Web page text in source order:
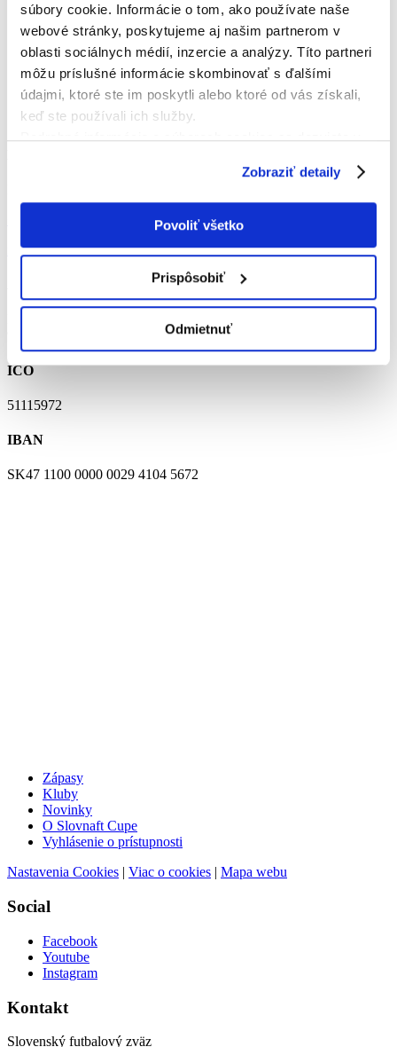
súbory cookie. Informácie o tom, ako používate naše
webové stránky, poskytujeme aj našim partnerom v
oblasti sociálnych médií, inzercie a analýzy. Títo partneri
môžu príslušné informácie skombinovať s ďalšími
údajmi, ktoré ste im poskytli alebo ktoré od vás získali,
keď ste používali ich služby.
Podrobné informácie o súboroch cookies sa dozviete v
Zobraziť detaily
Povoliť všetko
Prispôsobiť
Odmietnuť
mfklokomotiva@gmail.com
IČO
51115972
IBAN
SK47 1100 0000 0029 4104 5672
Zápasy
Kluby
Novinky
O Slovnaft Cupe
Vyhlásenie o prístupnosti
Nastavenia Cookies | Viac o cookies | Mapa webu
Social
Facebook
Youtube
Instagram
Kontakt
Slovenský futbalový zväz